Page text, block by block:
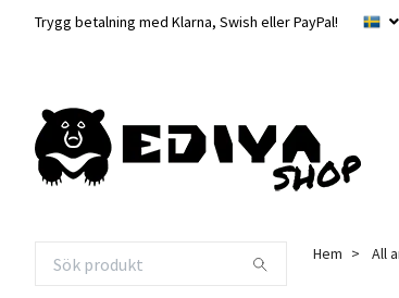
Trygg betalning med Klarna, Swish eller PayPal!
Hem All